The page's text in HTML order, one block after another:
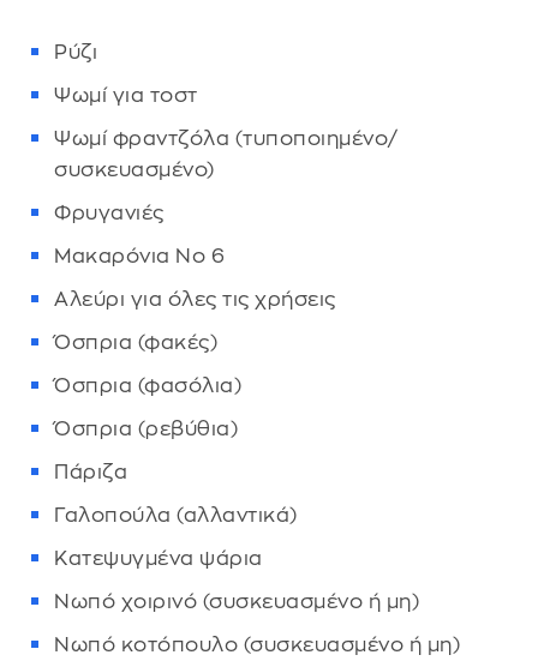
Ρύζι
Ψωμί για τοστ
Ψωμί φραντζόλα (τυποποιημένο/
συσκευασμένο)
Φρυγανιές
Μακαρόνια Νο 6
Αλεύρι για όλες τις χρήσεις
Όσπρια (φακές)
Όσπρια (φασόλια)
Όσπρια (ρεβύθια)
Πάριζα
Γαλοπούλα (αλλαντικά)
Κατεψυγμένα ψάρια
Νωπό χοιρινό (συσκευασμένο ή μη)
Νωπό κοτόπουλο (συσκευασμένο ή μη)